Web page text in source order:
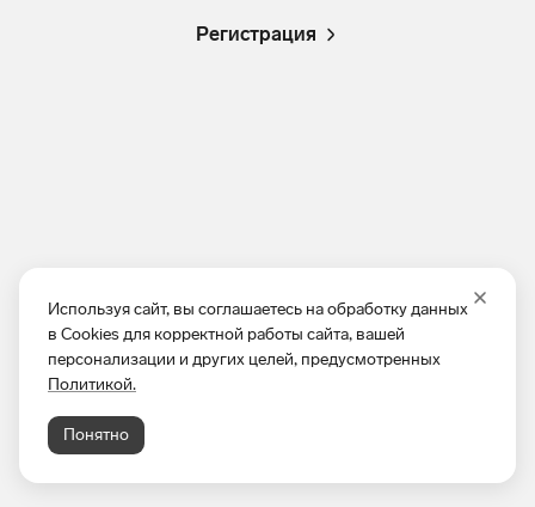
Используя сайт, вы соглашаетесь на обработку данных
в Cookies для корректной работы сайта, вашей
персонализации и других целей, предусмотренных
Политикой.
Понятно
Регистрация